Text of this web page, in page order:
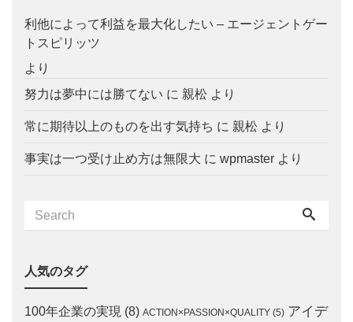
利他によって利益を最大化したい – エージェントゲー
トスピリッツ
より
努力は夢中には勝てない に 親松 より
常に期待以上のものを出す気持ち に 親松 より
事実は一つ受け止め方は無限大 に wpmaster より
人気のタグ
100年企業の実現 (8) ACTION×PASSION×QUALITY (5) アイデ